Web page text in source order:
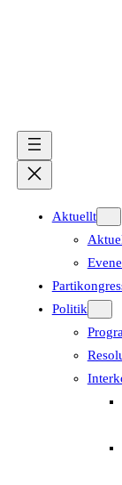
Aktuellt
Politik